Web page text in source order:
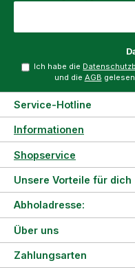
Ich habe die
und die AGB
Service-Hotline
Informationen
Shopservice
Unsere Vorteile für dich
Über uns
Zahlungsarten
Abholadresse: